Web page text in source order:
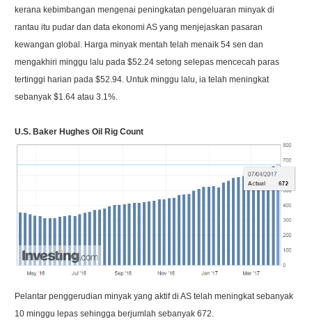
kerana kebimbangan mengenai peningkatan pengeluaran minyak di
rantau itu pudar dan data ekonomi AS yang menjejaskan pasaran
kewangan global. Harga minyak mentah telah menaik 54 sen dan
mengakhiri minggu lalu pada $52.24 setong selepas mencecah paras
tertinggi harian pada $52.94. Untuk minggu lalu, ia telah meningkat
sebanyak $1.64 atau 3.1%.
U.S. Baker Hughes Oil Rig Count
Pelantar penggerudian minyak yang aktif di AS telah meningkat sebanyak
10 minggu lepas sehingga berjumlah sebanyak 672.